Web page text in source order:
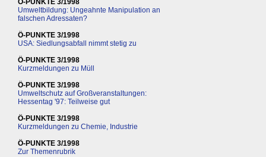
Ö-PUNKTE 3/1998
Umweltbildung: Ungeahnte Manipulation an
falschen Adressaten?
Ö-PUNKTE 3/1998
USA: Siedlungsabfall nimmt stetig zu
Ö-PUNKTE 3/1998
Kurzmeldungen zu Müll
Ö-PUNKTE 3/1998
Umweltschutz auf Großveranstaltungen:
Hessentag '97: Teilweise gut
Ö-PUNKTE 3/1998
Kurzmeldungen zu Chemie, Industrie
Ö-PUNKTE 3/1998
Zur Themenrubrik